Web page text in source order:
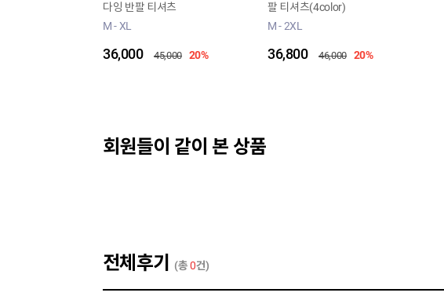
다잉 반팔 티셔츠
M - XL
36,000 45,000 20%
팔 티셔츠(4color)
M - 2XL
36,800 46,000 20%
회원들이 같이 본 상품
전체후기 (총0건)